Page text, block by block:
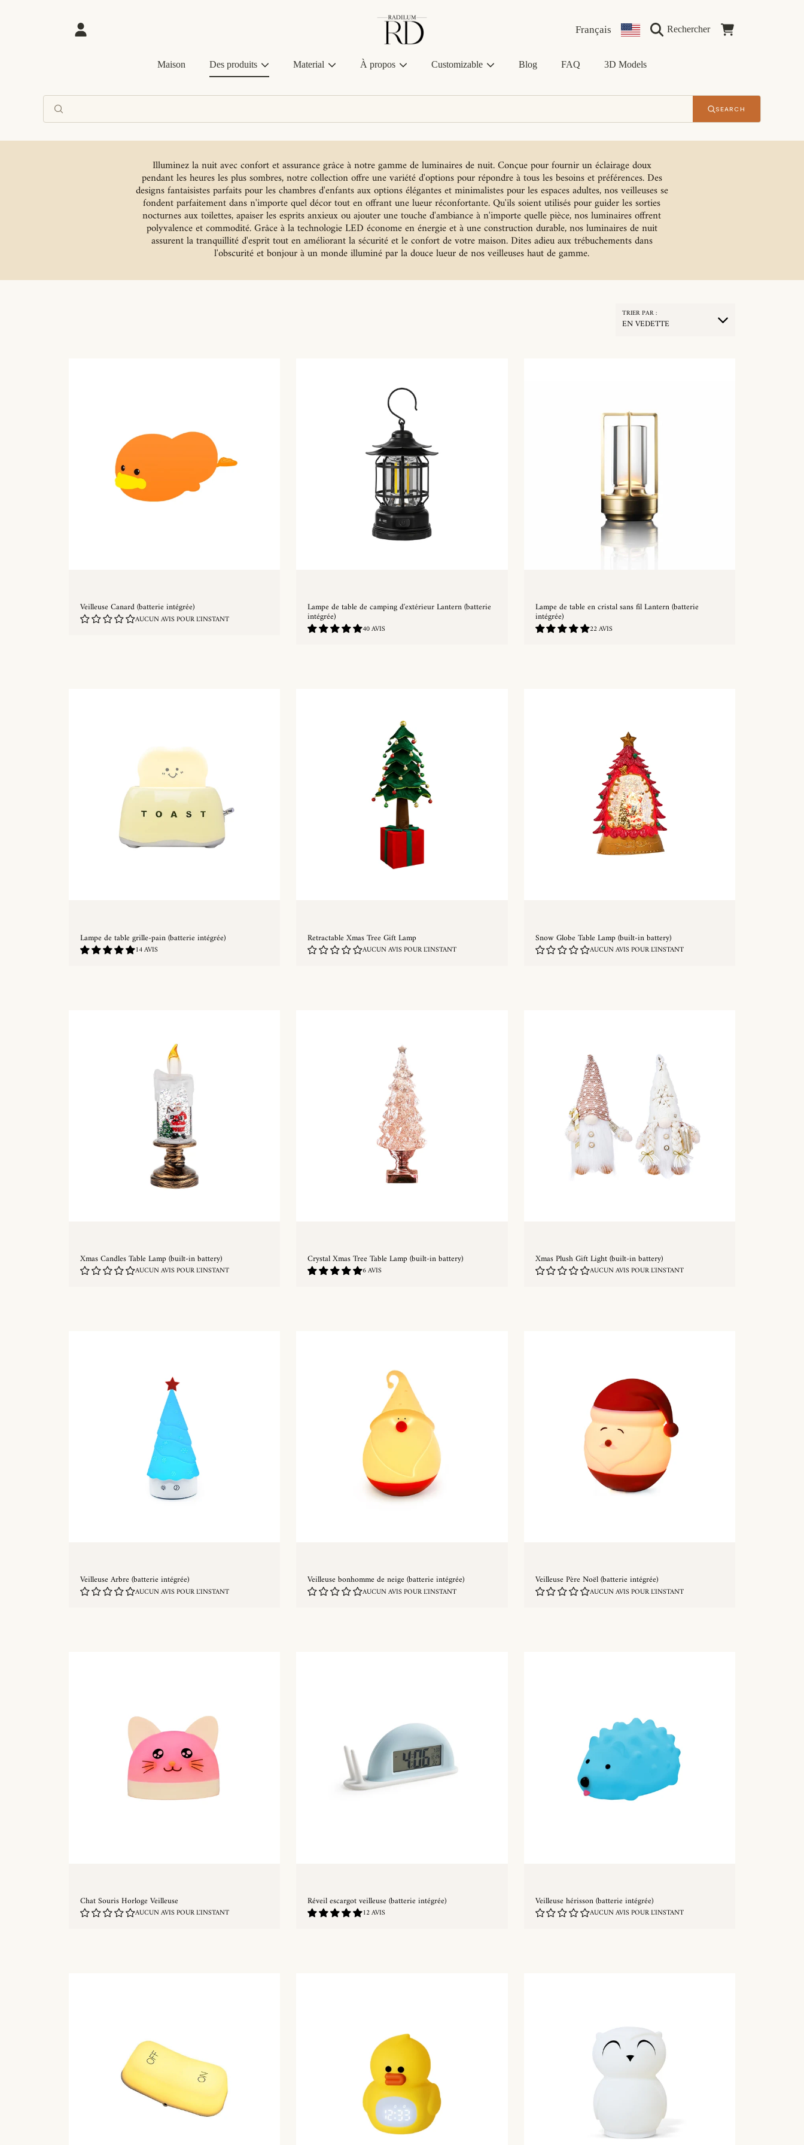
ALLER AU CONTENU
Connexion
Radilum
Français Pays/Région Rechercher Chariot
Maison Des produits Material À propos Customizable Blog FAQ 3D Models
SEARCH
Illuminez la nuit avec confort et assurance grâce à notre gamme de luminaires de nuit. Conçue pour fournir un éclairage doux
pendant les heures les plus sombres, notre collection offre une variété d'options pour répondre à tous les besoins et préférences. Des
designs fantaisistes parfaits pour les chambres d'enfants aux options élégantes et minimalistes pour les espaces adultes, nos veilleuses se
fondent parfaitement dans n'importe quel décor tout en offrant une lueur réconfortante. Qu'ils soient utilisés pour guider les sorties
nocturnes aux toilettes, apaiser les esprits anxieux ou ajouter une touche d'ambiance à n'importe quelle pièce, nos luminaires offrent
polyvalence et commodité. Grâce à la technologie LED économe en énergie et à une construction durable, nos luminaires de nuit
assurent la tranquillité d'esprit tout en améliorant la sécurité et le confort de votre maison. Dites adieu aux trébuchements dans
l'obscurité et bonjour à un monde illuminé par la douce lueur de nos veilleuses haut de gamme.
TRIER PAR :
EN VEDETTE
Veilleuse Canard (batterie intégrée)
AUCUN AVIS POUR L'INSTANT
Lampe de table de camping d'extérieur Lantern (batterie
intégrée)
40 AVIS4.72
Lampe de table en cristal sans fil Lantern (batterie
intégrée)
22 AVIS4.91
Lampe de table grille-pain (batterie intégrée)
14 AVIS4.93
Retractable Xmas Tree Gift Lamp
AUCUN AVIS POUR L'INSTANT
Snow Globe Table Lamp (built-in battery)
AUCUN AVIS POUR L'INSTANT
Xmas Candles Table Lamp (built-in battery)
AUCUN AVIS POUR L'INSTANT
Crystal Xmas Tree Table Lamp (built-in battery)
6 AVIS5.0
Xmas Plush Gift Light (built-in battery)
AUCUN AVIS POUR L'INSTANT
Veilleuse Arbre (batterie intégrée)
AUCUN AVIS POUR L'INSTANT
Veilleuse bonhomme de neige (batterie intégrée)
AUCUN AVIS POUR L'INSTANT
Veilleuse Père Noël (batterie intégrée)
AUCUN AVIS POUR L'INSTANT
Chat Souris Horloge Veilleuse
AUCUN AVIS POUR L'INSTANT
Réveil escargot veilleuse (batterie intégrée)
12 AVIS4.92
Veilleuse hérisson (batterie intégrée)
AUCUN AVIS POUR L'INSTANT